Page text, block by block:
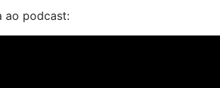
ao podcast: